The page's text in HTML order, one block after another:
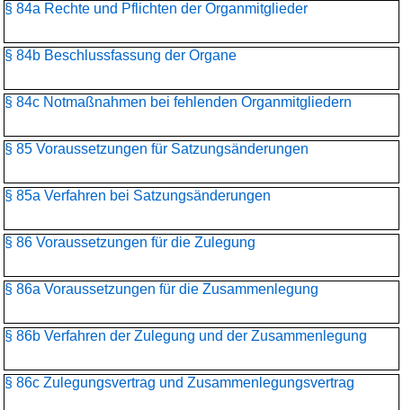
§ 84a Rechte und Pflichten der Organmitglieder
§ 84b Beschlussfassung der Organe
§ 84c Notmaßnahmen bei fehlenden Organmitgliedern
§ 85 Voraussetzungen für Satzungsänderungen
§ 85a Verfahren bei Satzungsänderungen
§ 86 Voraussetzungen für die Zulegung
§ 86a Voraussetzungen für die Zusammenlegung
§ 86b Verfahren der Zulegung und der Zusammenlegung
§ 86c Zulegungsvertrag und Zusammenlegungsvertrag